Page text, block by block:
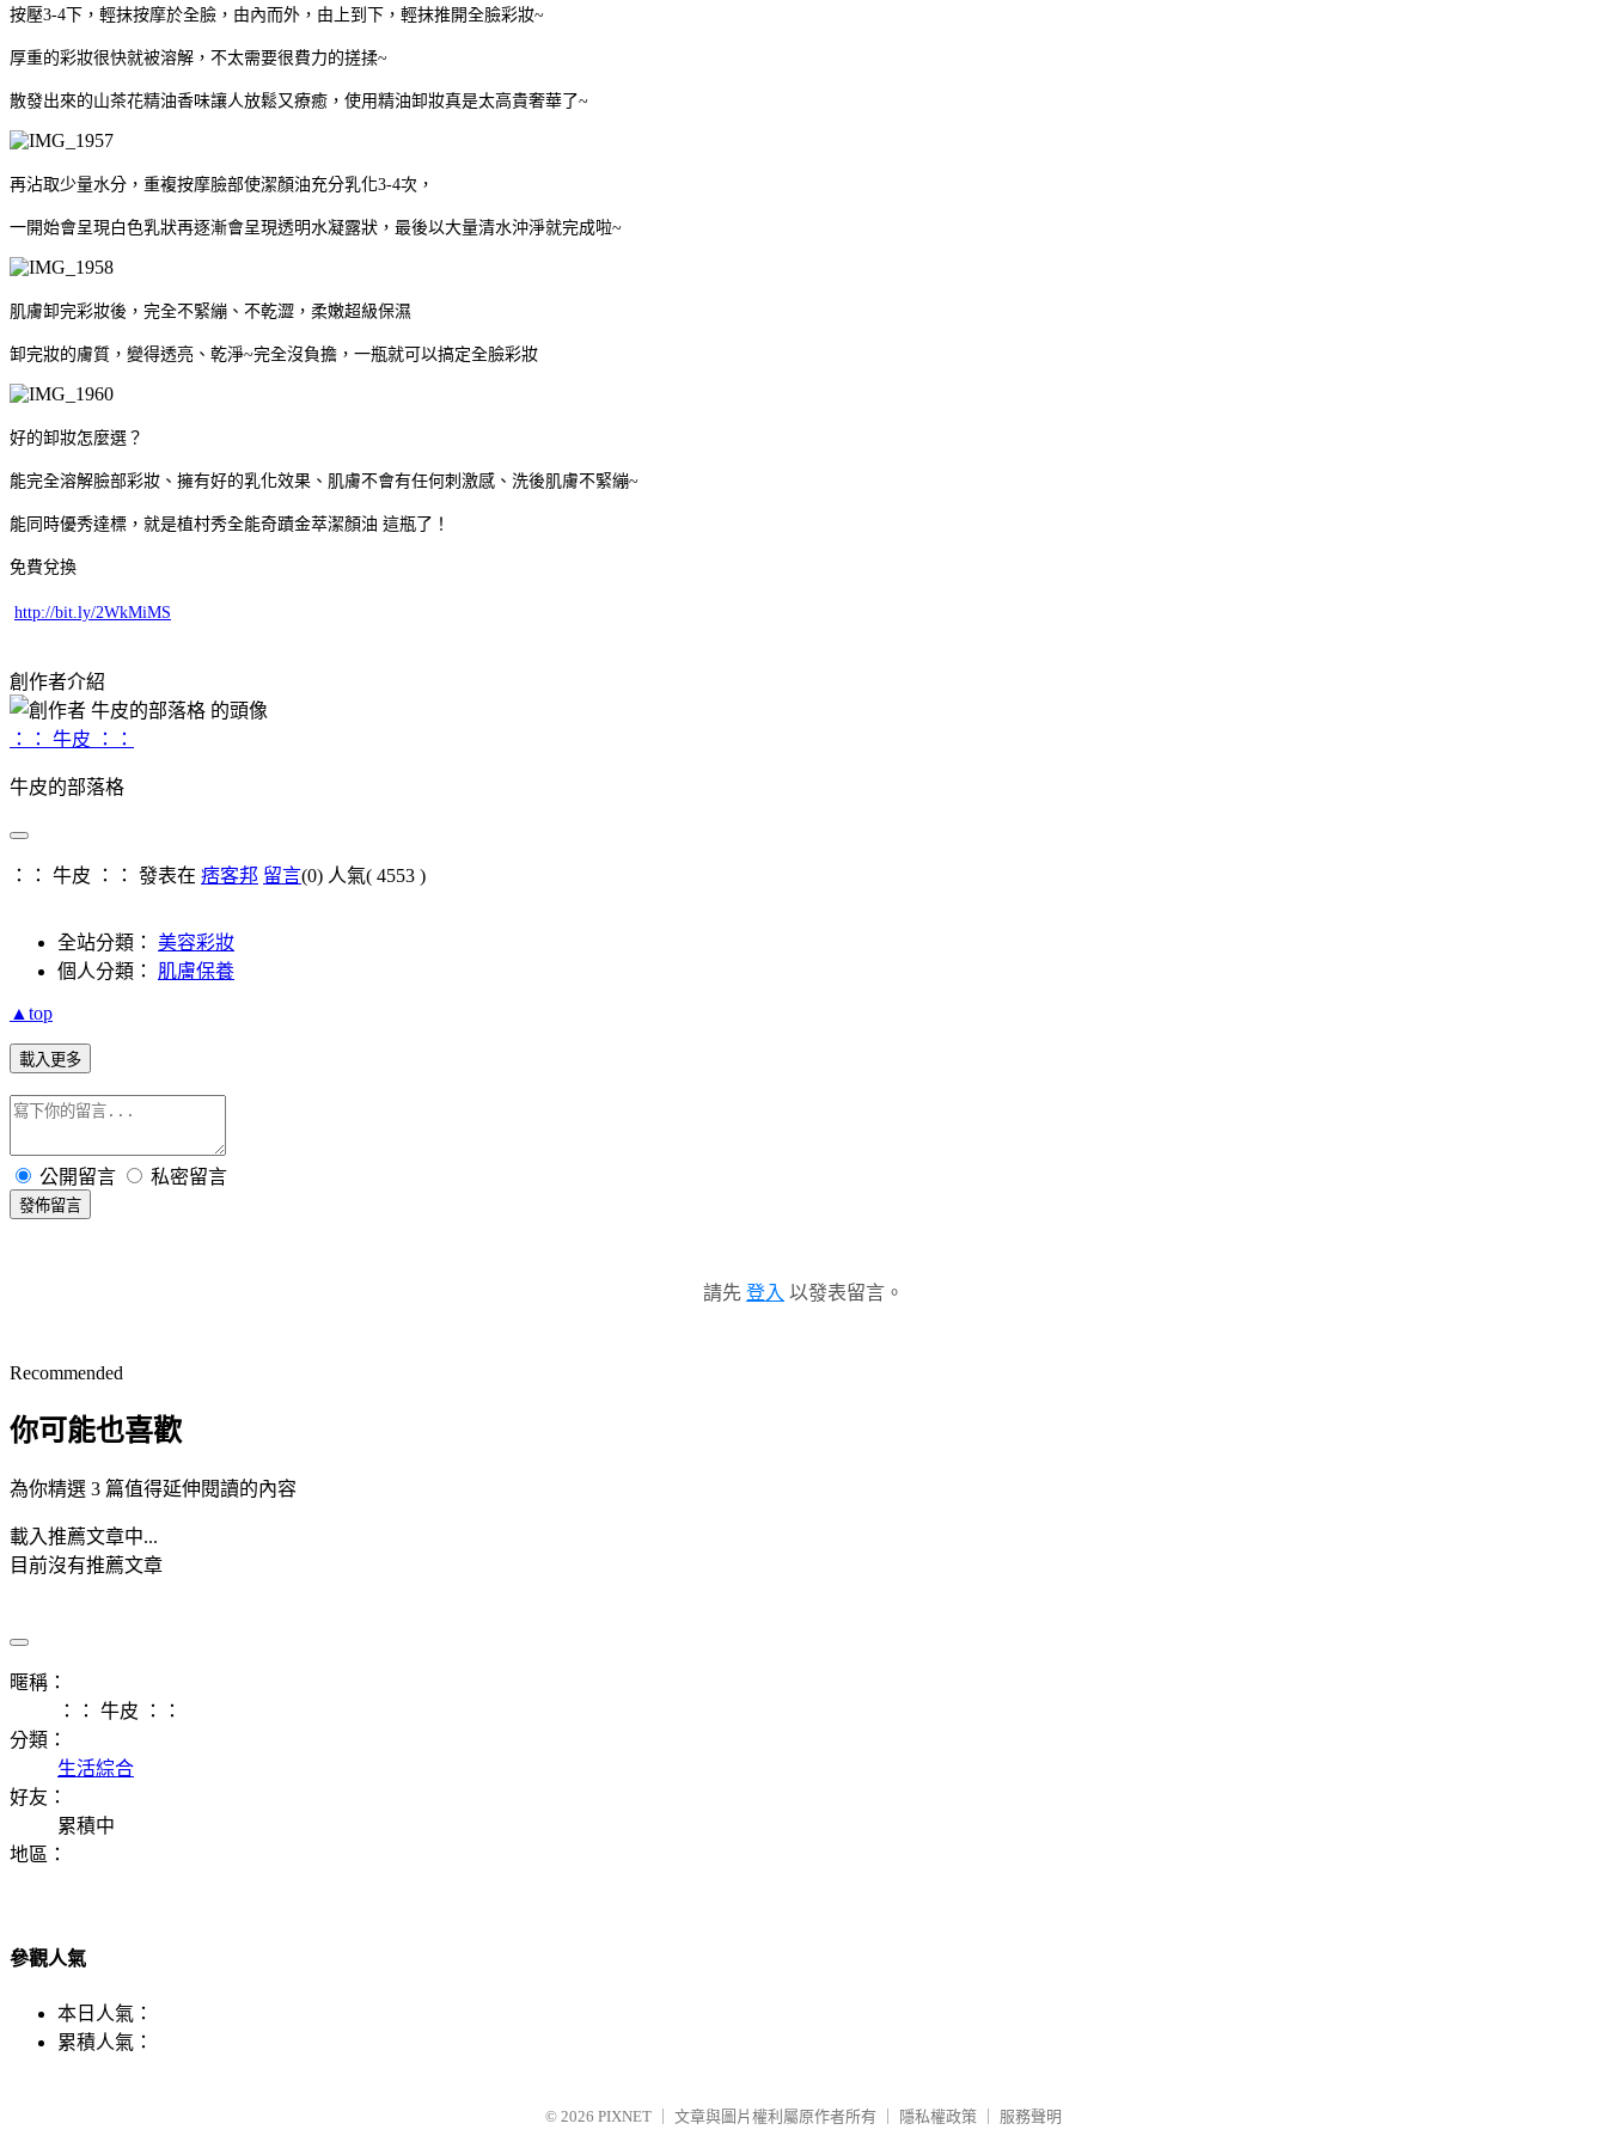
按壓3-4下，輕抹按摩於全臉，由內而外，由上到下，輕抹推開全臉彩妝~
厚重的彩妝很快就被溶解，不太需要很費力的搓揉~
散發出來的山茶花精油香味讓人放鬆又療癒，使用精油卸妝真是太高貴奢華了~
再沾取少量水分，重複按摩臉部使潔顏油充分乳化3-4次，
一開始會呈現白色乳狀再逐漸會呈現透明水凝露狀，最後以大量清水沖淨就完成啦~
肌膚卸完彩妝後，完全不緊繃、不乾澀，柔嫩超級保濕
卸完妝的膚質，變得透亮、乾淨~完全沒負擔，一瓶就可以搞定全臉彩妝
好的卸妝怎麼選？
能完全溶解臉部彩妝、擁有好的乳化效果、肌膚不會有任何刺激感、洗後肌膚不緊繃~
能同時優秀達標，就是植村秀全能奇蹟金萃潔顏油 這瓶了！
免費兌換
http://bit.ly/2WkMiMS
創作者介紹
：： 牛皮 ：：
牛皮的部落格
：： 牛皮 ：： 發表在 痞客邦 留言(0) 人氣( 4553 )
全站分類： 美容彩妝
個人分類： 肌膚保養
▲top
載入更多
公開留言 私密留言
發佈留言
請先 登入 以發表留言。
Recommended
你可能也喜歡
為你精選 3 篇值得延伸閱讀的內容
載入推薦文章中...
目前沒有推薦文章
暱稱：
：： 牛皮 ：：
分類：
生活綜合
好友：
累積中
地區：
參觀人氣
本日人氣：
累積人氣：
© 2026 PIXNET 文章與圖片權利屬原作者所有 隱私權政策 服務聲明